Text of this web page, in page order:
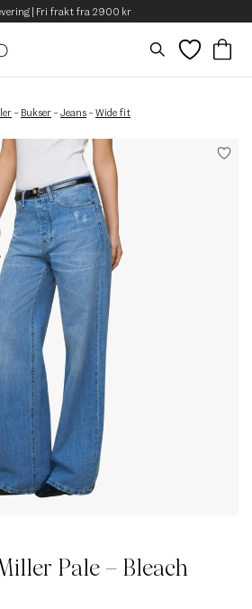
| Fri frakt fra 2900 kr
– Bukser –Jeans –Wide fit
Pale – Bleach